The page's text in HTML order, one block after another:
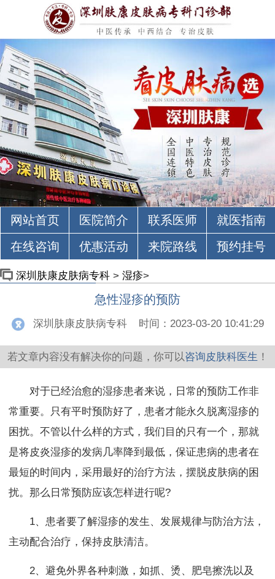
网站首页 医院简介 联系医师
就医指南
在线咨询
优惠活动 来院路线 预约挂号
深圳肤康皮肤病专科 > 湿疹>
急性湿疹的预防
深圳肤康皮肤病专科 时间：2023-03-20 10:41:29
若文章内容没有解决你的问题，你可以咨询皮肤科医生 ！
对于已经治愈的湿疹患者来说，日常的预防工作非
常重要。只有平时预防好了，患者才能永久脱离湿疹的
困扰。不管以什么样的方式，我们目的只有一个，那就
是将皮炎湿疹的发病几率降到最低，保证患病的患者在
最短的时间内，采用最好的治疗方法，摆脱皮肤病的困
扰。那么日常预防应该怎样进行呢?
1、患者要了解湿疹的发生、发展规律与防治方法，
主动配合治疗，保持皮肤清洁。
2、避免外界各种刺激，如抓、烫、肥皂擦洗以及